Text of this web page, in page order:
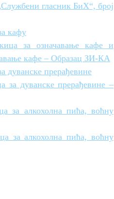
гласник БиХ“, број
кафу
за означавање кафе и
кафе – Образац ЗИ-КА
дуванске прерађевине
за дуванске прерађевине –
за алкохолна пића, воћну
за алкохолна пића, воћну